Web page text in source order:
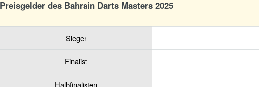
Preisgelder des Bahrain Darts Masters 2025
Sieger
Finalist
Halbfinalisten